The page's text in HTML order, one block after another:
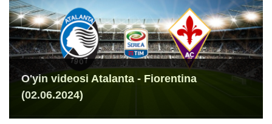
O'yin videosi Atalanta - Fiorentina
(02.06.2024)